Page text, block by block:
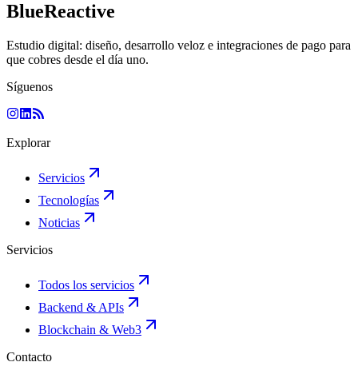
BlueReactive
Estudio digital: diseño, desarrollo veloz e integraciones de pago para
que cobres desde el día uno.
Síguenos
Explorar
Servicios
Tecnologías
Noticias
Servicios
Todos los servicios
Backend & APIs
Blockchain & Web3
Contacto